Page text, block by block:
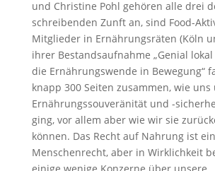
und Christine Pohl gehören alle drei
schreibenden Zunft an, sind Food-
Mitglieder in Ernährungsräten (Köln
ihrer Bestandsaufnahme „Genial lokal
die Ernährungswende in Bewegung“
knapp 300 Seiten zusammen, wie uns
Ernährungssouveränität und -
ging, vor allem aber wie wir sie
können. Das Recht auf Nahrung ist
Menschenrecht, aber in Wirklichkeit